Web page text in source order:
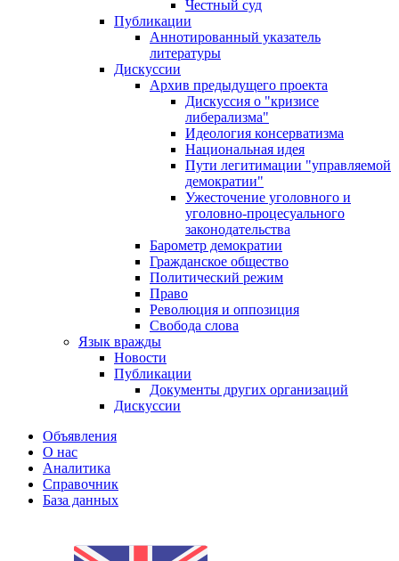
Честный суд
Публикации
Аннотированный указатель
литературы
Дискуссии
Архив предыдущего проекта
Дискуссия о "кризисе
либерализма"
Идеология консерватизма
Национальная идея
Пути легитимации "управляемой
демократии"
Ужесточение уголовного и
уголовно-процесуального
законодательства
Барометр демократии
Гражданское общество
Политический режим
Право
Революция и оппозиция
Свобода слова
Язык вражды
Новости
Публикации
Документы других организаций
Дискуссии
Объявления
О нас
Аналитика
Справочник
База данных